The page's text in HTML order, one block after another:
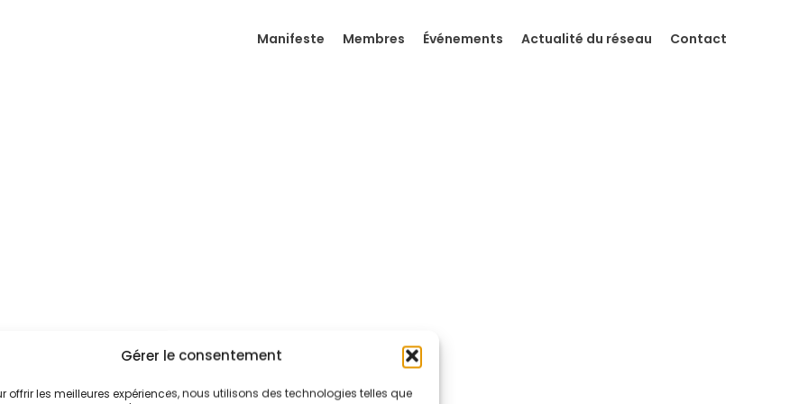
Gérer le consentement
offrir les meilleures expériences, nous utilisons des technologies telles que
Manifeste Membres Événements Actualité du réseau Contact